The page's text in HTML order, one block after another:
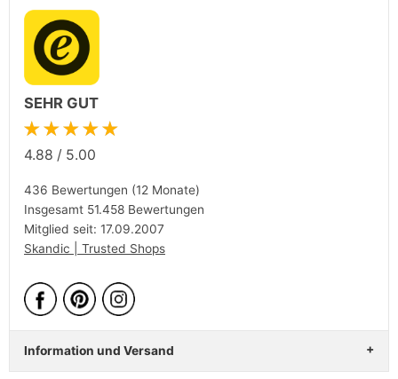
SEHR GUT
★★★★★
4.88 / 5.00
436 Bewertungen (12 Monate)
Insgesamt 51.458 Bewertungen
Mitglied seit: 17.09.2007
Skandic | Trusted Shops
Information und Versand